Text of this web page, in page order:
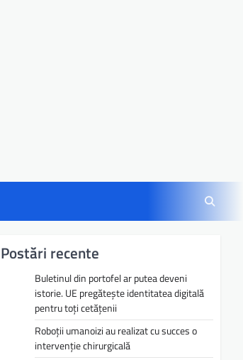
Postări recente
Buletinul din portofel ar putea deveni
istorie. UE pregătește identitatea digitală
pentru toți cetățenii
Roboții umanoizi au realizat cu succes o
intervenție chirurgicală